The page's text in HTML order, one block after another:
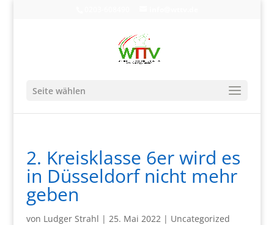
Seite wählen
2. Kreisklasse 6er wird es
in Düsseldorf nicht mehr
geben
von Ludger Strahl | 25. Mai 2022| Uncategorized